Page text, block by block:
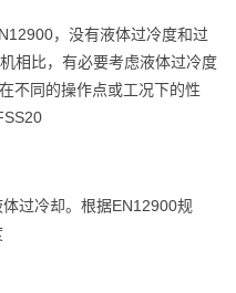
，没有液体过冷度和过
相比，有必要考虑液体过冷度
不同的操作点或工况下的性
过冷却。根据EN12900规